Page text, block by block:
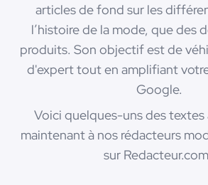
articles de fond sur les
l’histoire de la mode, que des
produits. Son objectif est de
d'expert tout en amplifiant
Google.
Voici quelques-uns des textes
maintenant à nos rédacteurs
sur